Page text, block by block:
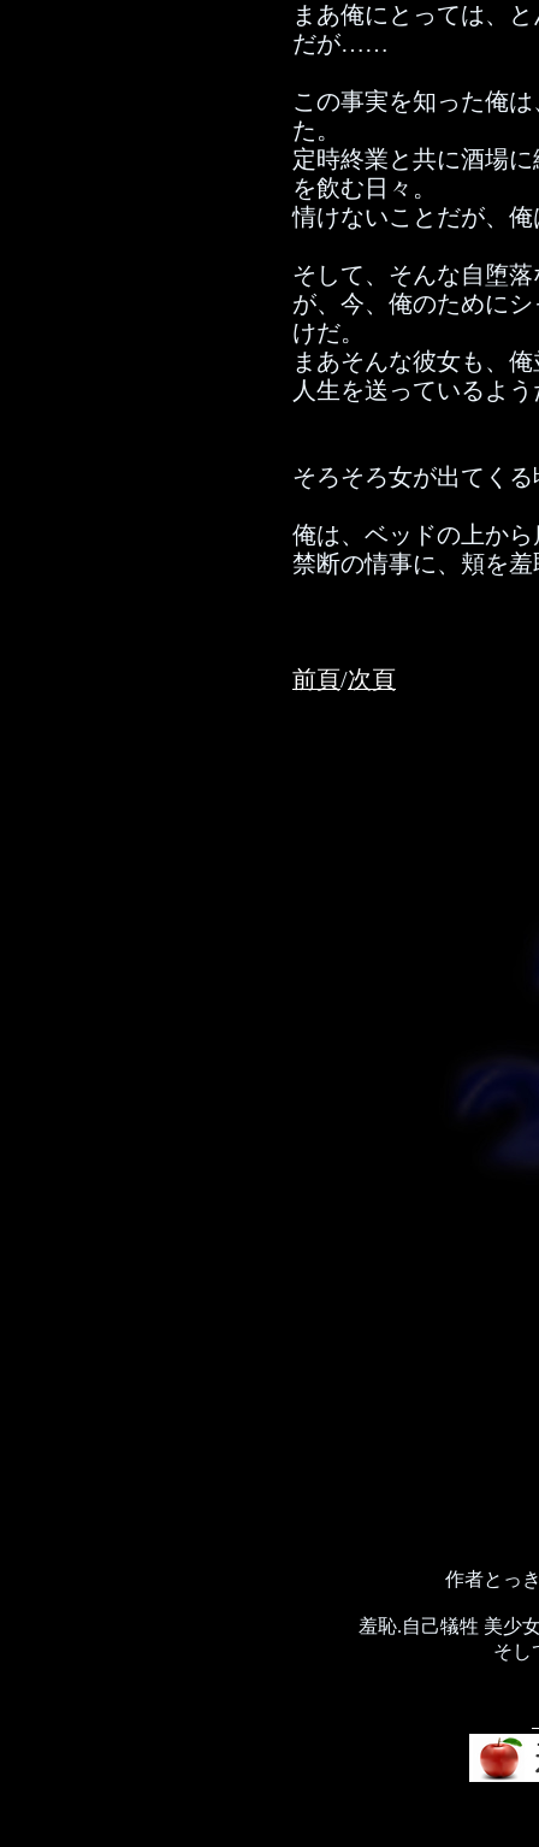
まあ俺にとっては、
だが……
この事実を知った俺
た。
定時終業と共に酒場
を飲む日々。
情けないことだが、
そして、そんな自堕
が、今、俺のために
けだ。
まあそんな彼女も、
人生を送っているよ
そろそろ女が出てく
俺は、ベッドの上か
禁断の情事に、頬を
前頁/次頁
作者とっ
羞恥.自己犠牲 美少
そし